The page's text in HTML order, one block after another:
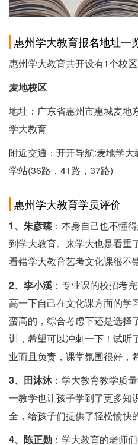
惠州学大教育报名地址一
惠州学大教育共开设有1个校
麦地校区
地址：广东省惠州市惠城麦地
学大教育
附近交通：开开导航:麦地学
学站(36路，41路，37路)
惠州学大教育学员评价
1、朱彦臻 ：本身自己也不懂
到学大教育。来学大也是看重
看错学大教育艺考文化课很不错
2、李小溪 ：专业课的校招考
高一下自己在文化课方面的学
蛮高的，综合考虑下还是选择
训，希望可以冲刺一下！试听
业而且负责，课堂氛围很好，
3、田沐沐：学大教育教学质
一教学也让孩子学到了更多知
全，给孩子们提供了轻松愉快
4、陈正勋 ：学大教育的老师